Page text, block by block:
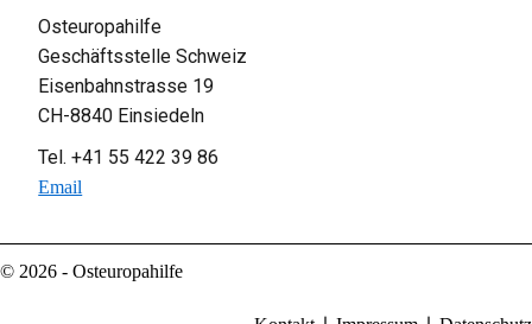
Osteuropahilfe
Geschäftsstelle Schweiz
Eisenbahnstrasse 19
CH-8840 Einsiedeln
Tel. +41 55 422 39 86
Email
© 2026 - Osteuropahilfe